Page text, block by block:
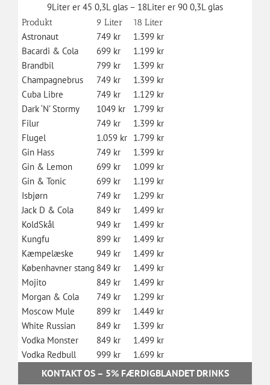
9Liter er 45 0,3L glas – 18Liter er 90 0,3L glas
Produkt 9 Liter 18 Liter
Astronaut 749 kr
1.399 kr
Bacardi & Cola
699 kr
1.199 kr
Brandbil
799 kr
1.399 kr
Champagnebrus
749 kr
1.399 kr
Cuba Libre
749 kr
1.129 kr
Dark ‘N’ Stormy
1049 kr
1.799 kr
Filur
749 kr
1.399 kr
Flugel
1.059 kr 1.799 kr
Gin Hass
749 kr
1.399 kr
Gin & Lemon
699 kr
1.099 kr
Gin & Tonic
699 kr
1.199 kr
Isbjørn
749 kr
1.299 kr
Jack D & Cola
849 kr
1.499 kr
KoldSkål
949 kr
1.499 kr
Kungfu
899 kr
1.499 kr
Kæmpelæske
949 kr
1.499 kr
Københavner stang 849 kr
1.499 kr
Mojito
849 kr
1.499 kr
Morgan & Cola
749 kr
1.299 kr
Moscow Mule
899 kr
1.449 kr
White Russian
849 kr
1.399 kr
Vodka Monster
849 kr
1.499 kr
Vodka Redbull
999 kr 1.699 kr
KONTAKT OS – 5% FÆRDIGBLANDET DRINKS